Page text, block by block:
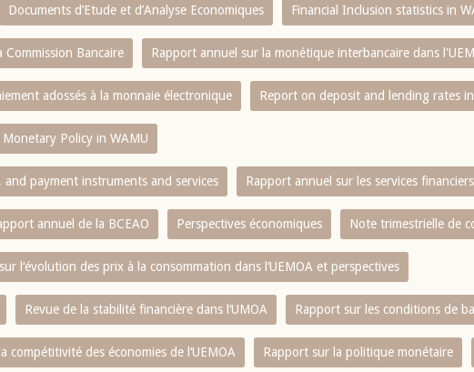
Documents d’Etude et d’Analyse Economiques Financial Inclusion statistics in
Bancaire Rapport annuel sur la monétique interbancaire dans
adossés à la monnaie électronique Report on deposit and lending rates
Policy in WAMU
payment instruments and services Rapport annuel sur les services
annuel de la BCEAO Perspectives économiques Note trimestrielle de
l‘évolution des prix à la consommation dans l‘UEMOA et perspectives
Revue de la stabilité financière dans l‘UMOA Rapport sur les conditions de
compétitivité des économies de l‘UEMOA Rapport sur la politique monétaire